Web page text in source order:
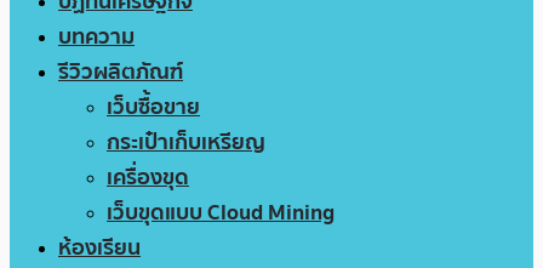
บทความ
รีวิวผลิตภัณฑ์
เว็บซื้อขาย
กระเป๋าเก็บเหรียญ
เครื่องขุด
เว็บขุดแบบ Cloud Mining
ห้องเรียน